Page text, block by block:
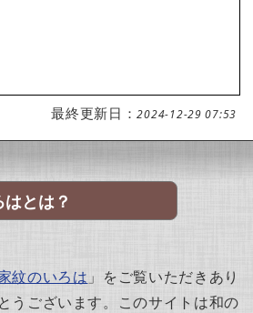
最終更新日：2024-12-29 07:53
とは？
紋のいろは 」をご覧いただきあり
うございます。このサイトは和の